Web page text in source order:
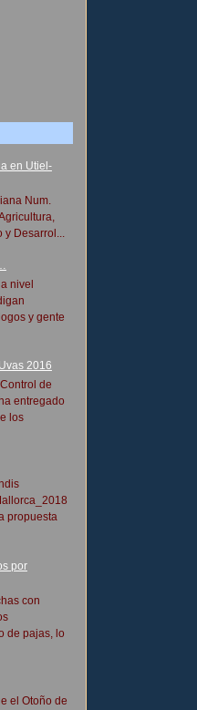
en Utiel-
Num.
y Desarrol...
nivel
y gente
2016
de
entregado
los
propuesta
por
con
de pajas, lo
el Otoño de